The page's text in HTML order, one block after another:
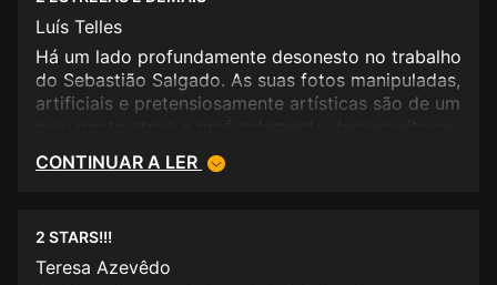
Luís Telles
Há um lado profundamente desonesto no trabalho
do Sebastião Salgado. As suas fotos manipuladas,
artificiais e pretensiosamente artísticas são de um
para com os seus retratados, desgraçadamente
gente humilde sem forma de defesa ou bichos
passa de uma vã tentativa de “tapar o sol com a
peneira”.
CONTINUAR A LER
2 STARS!!!
Teresa Azevêdo